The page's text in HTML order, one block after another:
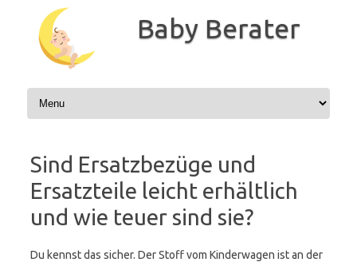
Inhalt
springen
Baby Berater
Sind Ersatzbezüge und
Ersatzteile leicht erhältlich
und wie teuer sind sie?
Du kennst das sicher. Der Stoff vom Kinderwagen ist an der